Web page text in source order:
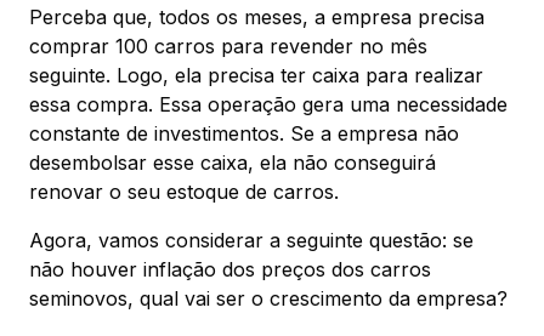
Perceba que, todos os meses, a empresa precisa
comprar 100 carros para revender no mês
seguinte. Logo, ela precisa ter caixa para realizar
essa compra. Essa operação gera uma necessidade
constante de investimentos. Se a empresa não
desembolsar esse caixa, ela não conseguirá
renovar o seu estoque de carros.
Agora, vamos considerar a seguinte questão: se
não houver inflação dos preços dos carros
seminovos, qual vai ser o crescimento da empresa?